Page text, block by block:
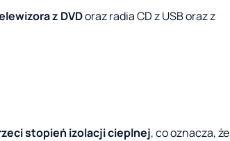
z DVDoraz radia CD z USB oraz z
stopień izolacji cieplnej, co oznacza, że